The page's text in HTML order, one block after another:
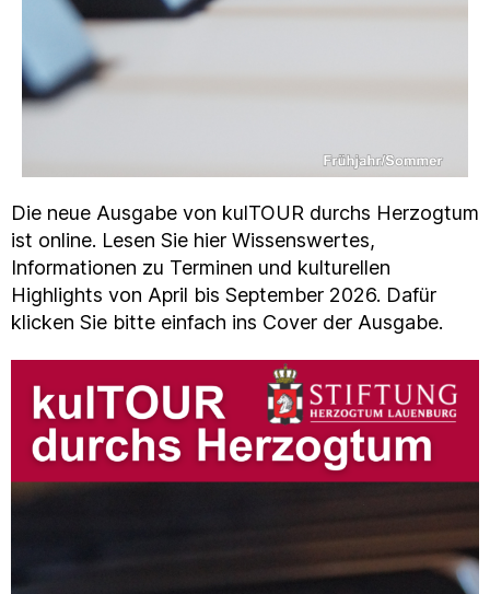
Die neue Ausgabe von kulTOUR durchs Herzogtum
ist online. Lesen Sie hier Wissenswertes,
Informationen zu Terminen und kulturellen
Highlights von April bis September 2026. Dafür
klicken Sie bitte einfach ins Cover der Ausgabe.